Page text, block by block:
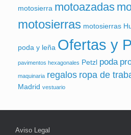
motosierra motoazadas
motosierras motosierras
poda y leña Ofertas y
pavimentos hexagonales Petzl poda
maquinaria regalos ropa de
Madrid vestuario
Aviso Legal